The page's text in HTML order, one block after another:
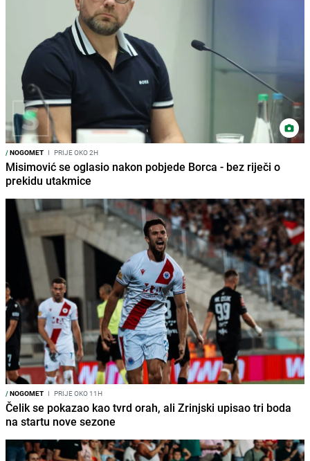
/NOGOMET I PRIJE OKO 2H
Misimović se oglasio nakon pobjede Borca - bez riječi o
prekidu utakmice
/NOGOMET I PRIJE OKO 11H
Čelik se pokazao kao tvrd orah, ali Zrinjski upisao tri boda
na startu nove sezone